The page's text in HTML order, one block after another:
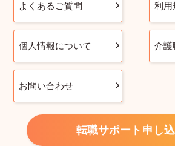
よくあるご質問 利用
個人情報について 介護
お問い合わせ
転職サポート申し